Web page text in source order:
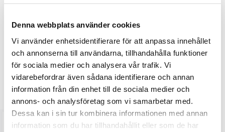
Denna webbplats använder cookies
Vi använder enhetsidentifierare för att anpassa innehållet
och annonserna till användarna, tillhandahålla funktioner
för sociala medier och analysera vår trafik. Vi
vidarebefordrar även sådana identifierare och annan
information från din enhet till de sociala medier och
annons- och analysföretag som vi samarbetar med.
Dessa kan i sin tur kombinera informationen med annan
information som du har tillhandahållit eller som de har
Bli den första att lämna ett omdöme.
LIKNANDE PRODUKTER